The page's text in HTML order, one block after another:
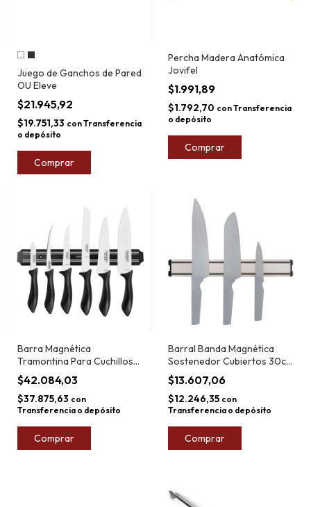
Juego de Ganchos de Pared
OU Eleve
$21.945,92
$19.751,33 conTransferencia
o depósito
Comprar
Percha Madera Anatómica
Jovifel
$1.991,89
$1.792,70 conTransferencia
o depósito
Comprar
Barra Magnética
Tramontina Para Cuchillos
Plenus 55cm
$42.084,03
$37.875,63 con
Transferencia o depósito
Comprar
Barral Banda Magnética
Sostenedor Cubiertos 30cm
Acero Inox
$13.607,06
$12.246,35 con
Transferencia o depósito
Comprar